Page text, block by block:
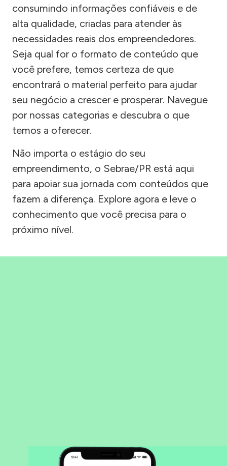
consumindo informações confiáveis e de
alta qualidade, criadas para atender às
necessidades reais dos empreendedores.
Seja qual for o formato de conteúdo que
você prefere, temos certeza de que
encontrará o material perfeito para ajudar
seu negócio a crescer e prosperar. Navegue
por nossas categorias e descubra o que
temos a oferecer.
Não importa o estágio do seu
empreendimento, o Sebrae/PR está aqui
para apoiar sua jornada com conteúdos que
fazem a diferença. Explore agora e leve o
conhecimento que você precisa para o
próximo nível.